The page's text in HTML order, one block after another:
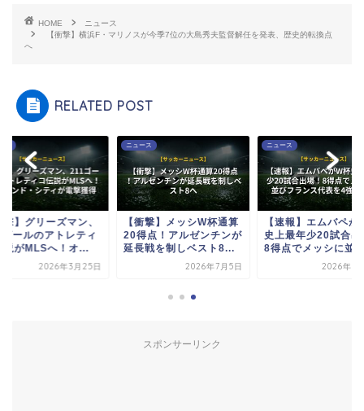
HOME
ニュース
【衝撃】横浜F・マリノスが今季7位の大島秀夫監督解任を発表、歴史的転換点
へ
RELATED POST
撃】グリーズマン、
ールのアトレティ
説がMLSへ！オ...
2026年3月25日
ニュース
【衝撃】メッシW杯通算
20得点！アルゼンチンが
延長戦を制しベスト8...
2026年7月5日
ニュース
【速報】エムバペが
史上最年少20試合出
8得点でメッシに並
2026年7
スポンサーリンク